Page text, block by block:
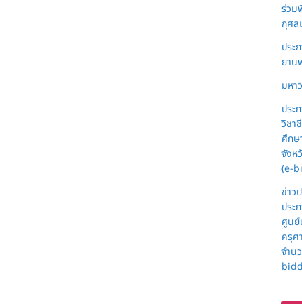
ร่วม
กุศล
ประ
ยาน
มหา
ประ
วิชา
ศึกษ
จังห
(e-
ข่าว
ประ
ศูนย์
ครุศ
จำน